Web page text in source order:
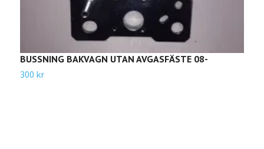
BUSSNING BAKVAGN UTAN AVGASFÄSTE 08-
300 kr